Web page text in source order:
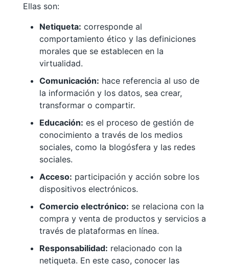
Ellas son:
Netiqueta: corresponde al
comportamiento ético y las definiciones
morales que se establecen en la
virtualidad.
Comunicación: hace referencia al uso de
la información y los datos, sea crear,
transformar o compartir.
Educación: es el proceso de gestión de
conocimiento a través de los medios
sociales, como la blogósfera y las redes
sociales.
Acceso: participación y acción sobre los
dispositivos electrónicos.
Comercio electrónico: se relaciona con la
compra y venta de productos y servicios a
través de plataformas en línea.
Responsabilidad: relacionado con la
netiqueta. En este caso, conocer las